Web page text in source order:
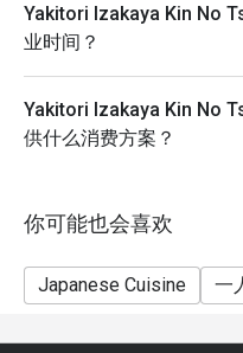
peak hour.
- Please show your
Yakitori Izakaya Kin No
业时间？
Yakitori Izakaya Kin No
供什么消费方案？
你可能也会喜欢
Japanese Cuisine 一